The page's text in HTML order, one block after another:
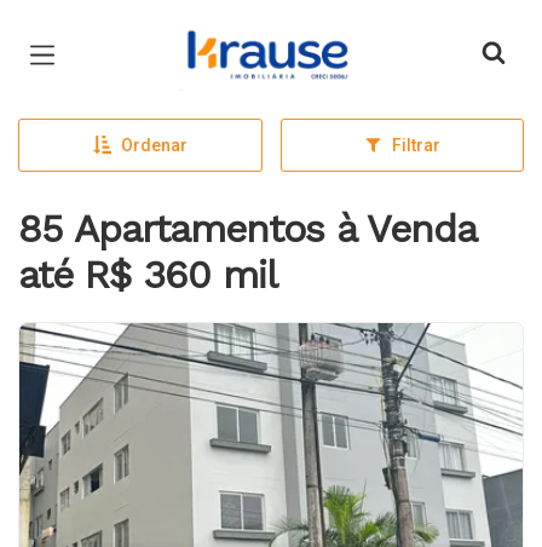
Página inicial
Ordenar Filtrar
85 Apartamentos à Venda
até R$ 360 mil